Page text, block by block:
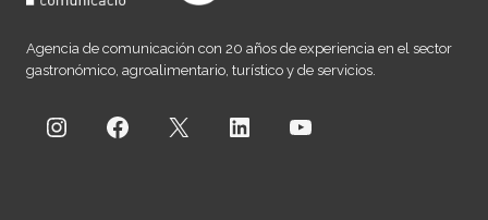
Agencia de comunicación con 20 años de experiencia en el sector
gastronómico, agroalimentario, turístico y de servicios.
InstagramFacebook
X LinkedInYouTube